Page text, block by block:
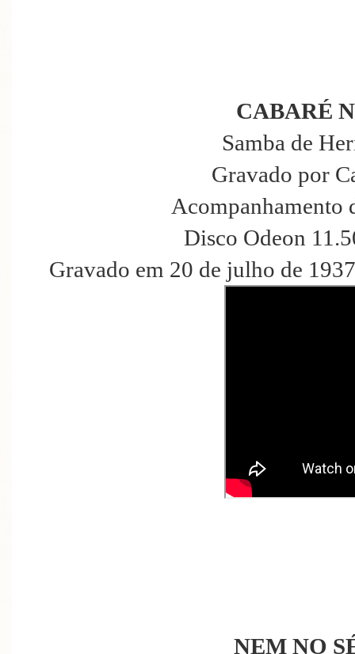
CABARÉ
Samba de
Gravado por
Acompanhamento
Disco Odeon
Gravado em 20 de julho de
NEM NO